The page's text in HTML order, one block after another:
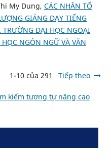
My Dung, CÁC NHÂN TỐ
GIẢNG DẠY TIẾNG
TRƯỜNG ĐẠI HỌC NGOẠI
NGÔN NGỮ VÀ VĂN
1-10 của 291 Tiếp theo
kiếm tương tự nâng cao